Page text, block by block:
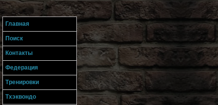
Главная
Поиск
Контакты
Федерация
Тренировки
Тхэквондо